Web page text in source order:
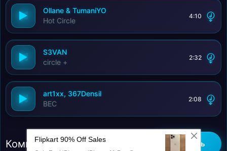
Ollane & TumaniYO
Hot Circle
4:10
S3VAN
circle +
2:32
art1xx, 367Densil
ВЕС
2:08
Комментарии (0) Добавить